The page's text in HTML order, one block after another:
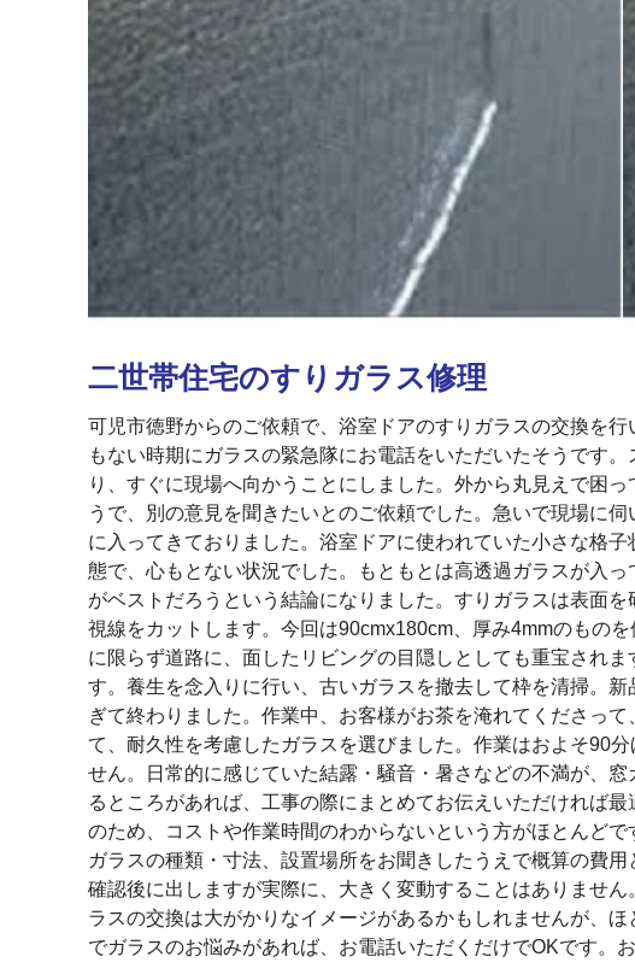
二世帯住宅のすりガラス修理
可児市徳野からのご依頼で、浴室ドアのすりガラスの交換を
もない時期にガラスの緊急隊にお電話をいただいたそうです
り、すぐに現場へ向かうことにしました。外から丸見えで困
うで、別の意見を聞きたいとのご依頼でした。急いで現場に
に入ってきておりました。浴室ドアに使われていた小さな格
態で、心もとない状況でした。もともとは高透過ガラスが入
がベストだろうという結論になりました。すりガラスは表面
視線をカットします。今回は90cmx180cm、厚み4mmのもの
に限らず道路に、面したリビングの目隠しとしても重宝され
す。養生を念入りに行い、古いガラスを撤去して枠を清掃。
ぎて終わりました。作業中、お客様がお茶を淹れてくださっ
て、耐久性を考慮したガラスを選びました。作業はおよそ90
せん。日常的に感じていた結露・騒音・暑さなどの不満が、
るところがあれば、工事の際にまとめてお伝えいただければ
のため、コストや作業時間のわからないという方がほとんど
ガラスの種類・寸法、設置場所をお聞きしたうえで概算の費
確認後に出しますが実際に、大きく変動することはありませ
ラスの交換は大がかりなイメージがあるかもしれませんが、
でガラスのお悩みがあれば、お電話いただくだけでOKです。